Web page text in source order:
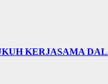
KERJASAMA